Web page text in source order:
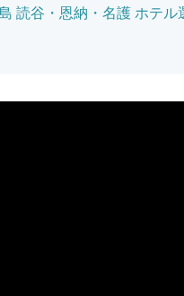
読谷・恩納・名護 ホテ